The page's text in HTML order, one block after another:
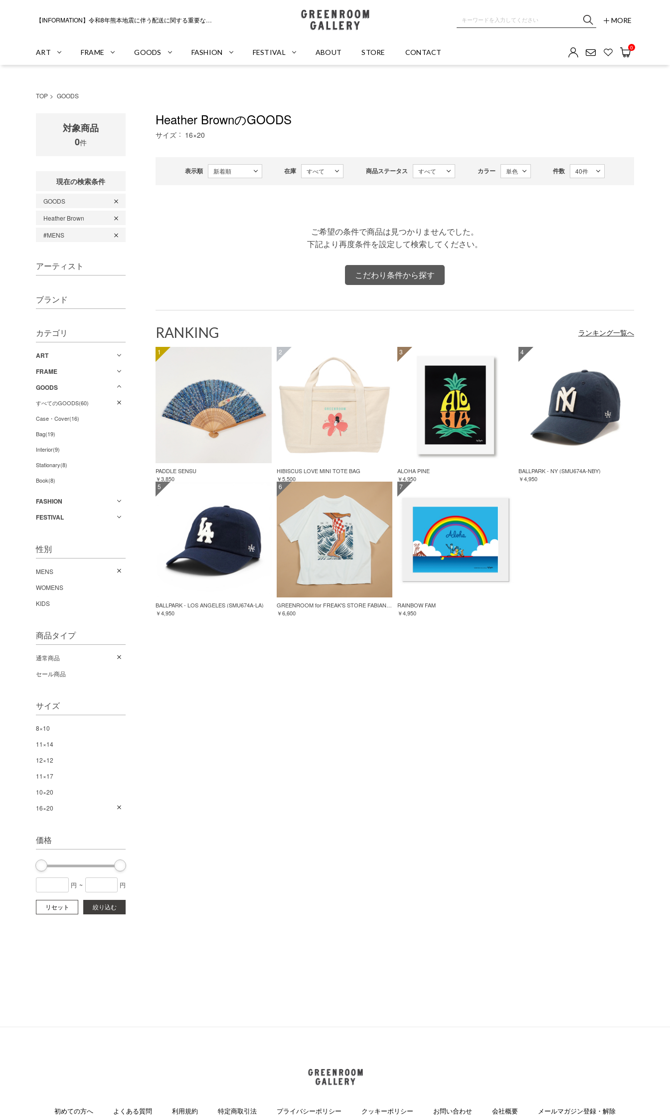
【INFORMATION】令和8年熊本地震に伴う配送に関する重要なお知らせ
MORE
ART FRAME GOODS FASHION FESTIVAL ABOUT STORE CONTACT
0
TOP GOODS
対象商品
0件
現在の検索条件
GOODS
Heather Brown
#MENS
アーティスト
ブランド
カテゴリ
ART
FRAME
GOODS
すべてのGOODS(60)
Case・Cover(16)
Bag(19)
Interior(9)
Stationary(8)
Book(8)
FASHION
FESTIVAL
性別
MENS
WOMENS
KIDS
商品タイプ
通常商品
セール商品
サイズ
8×10
11×14
12×12
11×17
10×20
16×20
価格
円 ~ 円
リセット 絞り込む
Heather BrownのGOODS
サイズ 16×20
表示順 在庫 商品ステータス カラー 件数
ご希望の条件で商品は見つかりませんでした。
下記より再度条件を設定して検索してください。
こだわり条件から探す
RANKING ランキング一覧へ
1
PADDLE SENSU
￥3,850
2
HIBISCUS LOVE MINI TOTE BAG
￥5,500
3
ALOHA PINE
￥4,950
4
BALLPARK - NY (SMU674A-NBY)
￥4,950
5
BALLPARK - LOS ANGELES (SMU674A-LA)
￥4,950
6
GREENROOM for FREAK'S STORE FABIAN LAVATER S/S TEE
￥6,600
7
RAINBOW FAM
￥4,950
初めての方へ よくある質問 利用規約 特定商取引法 プライバシーポリシー クッキーポリシー お問い合わせ 会社概要 メールマガジン登録・解除